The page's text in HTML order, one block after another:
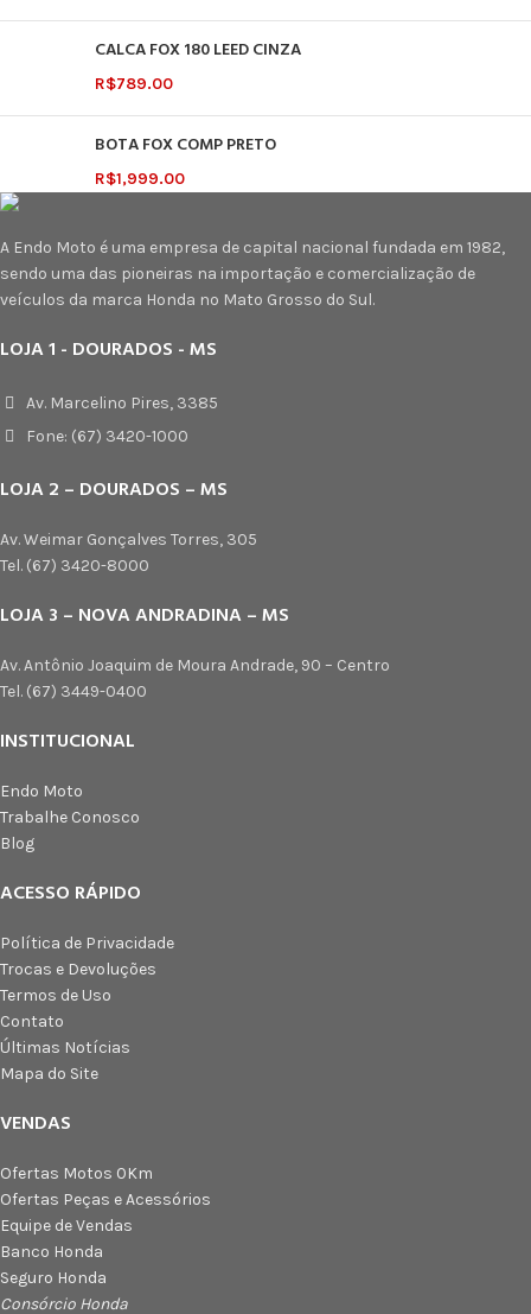
CALCA FOX 180 LEED CINZA
R$789.00
BOTA FOX COMP PRETO
R$1,999.00
A Endo Moto é uma empresa de capital nacional fundada em 1982,
sendo uma das pioneiras na importação e comercialização de
veículos da marca Honda no Mato Grosso do Sul.
LOJA 1 - DOURADOS - MS
Av. Marcelino Pires, 3385
Fone: (67) 3420-1000
LOJA 2 – DOURADOS – MS
Av. Weimar Gonçalves Torres, 305
Tel. (67) 3420-8000
LOJA 3 – NOVA ANDRADINA – MS
Av. Antônio Joaquim de Moura Andrade, 90 – Centro
Tel. (67) 3449-0400
INSTITUCIONAL
Endo Moto
Trabalhe Conosco
Blog
ACESSO RÁPIDO
Política de Privacidade
Trocas e Devoluções
Termos de Uso
Contato
Últimas Notícias
Mapa do Site
VENDAS
Ofertas Motos 0Km
Ofertas Peças e Acessórios
Equipe de Vendas
Banco Honda
Seguro Honda
Consórcio Honda